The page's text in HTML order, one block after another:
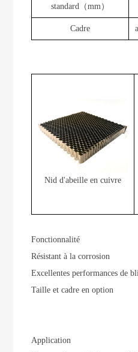
standard（mm）
Cadre
Nid d'abeille en cuivre
Fonctionnalité
Résistant à la corrosion
Excellentes performances de
Taille et cadre en option
Application